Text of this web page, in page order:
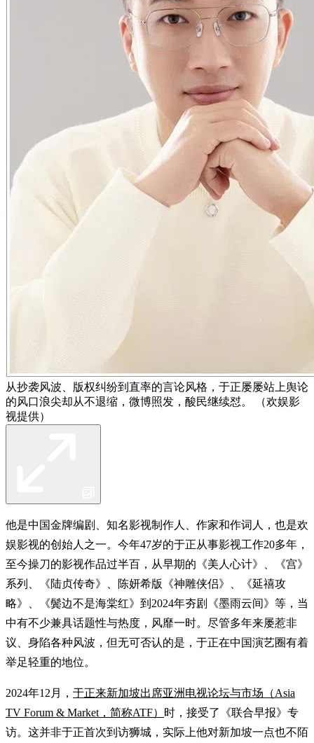
从抄袭风波、版权纠纷到直率的言论风格，于正屡屡站上舆论
的风口浪尖却从不退缩，微博照发，酸民继续怼。 （欢娱影
视提供）
他是中国金牌编剧、知名影视制作人、作家和作词人，也是欢
娱影视的创始人之一。今年47岁的于正从事影视工作20多年，
至今操刀的影视作品过半百，从早期的《美人心计》、《宫》
系列、《陆贞传奇》、陈妍希版《神雕侠侣》、《延禧攻
略》、《鬓边不是海棠红》到2024年夯剧《墨雨云间》等，当
中有不少兼具话题性与热度，风靡一时。尽管多年来屡惹非
议、身陷各种风波，但无可否认的是，于正在中国演艺圈有着
举足轻重的地位。
2024年12月， 于正来新加坡出席亚洲电视论坛与市场（Asia
TV Forum & Market，简称ATF） 时，接受了《联合早报》专
访。这并非于正首次到访狮城，实际上他对新加坡一点也不陌